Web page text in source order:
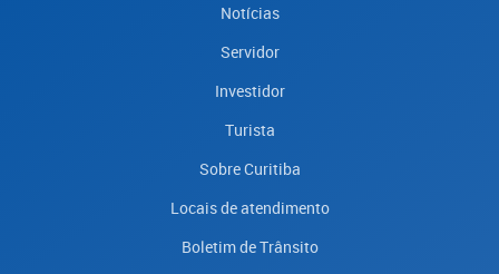
Notícias
Servidor
Investidor
Turista
Sobre Curitiba
Locais de atendimento
Boletim de Trânsito